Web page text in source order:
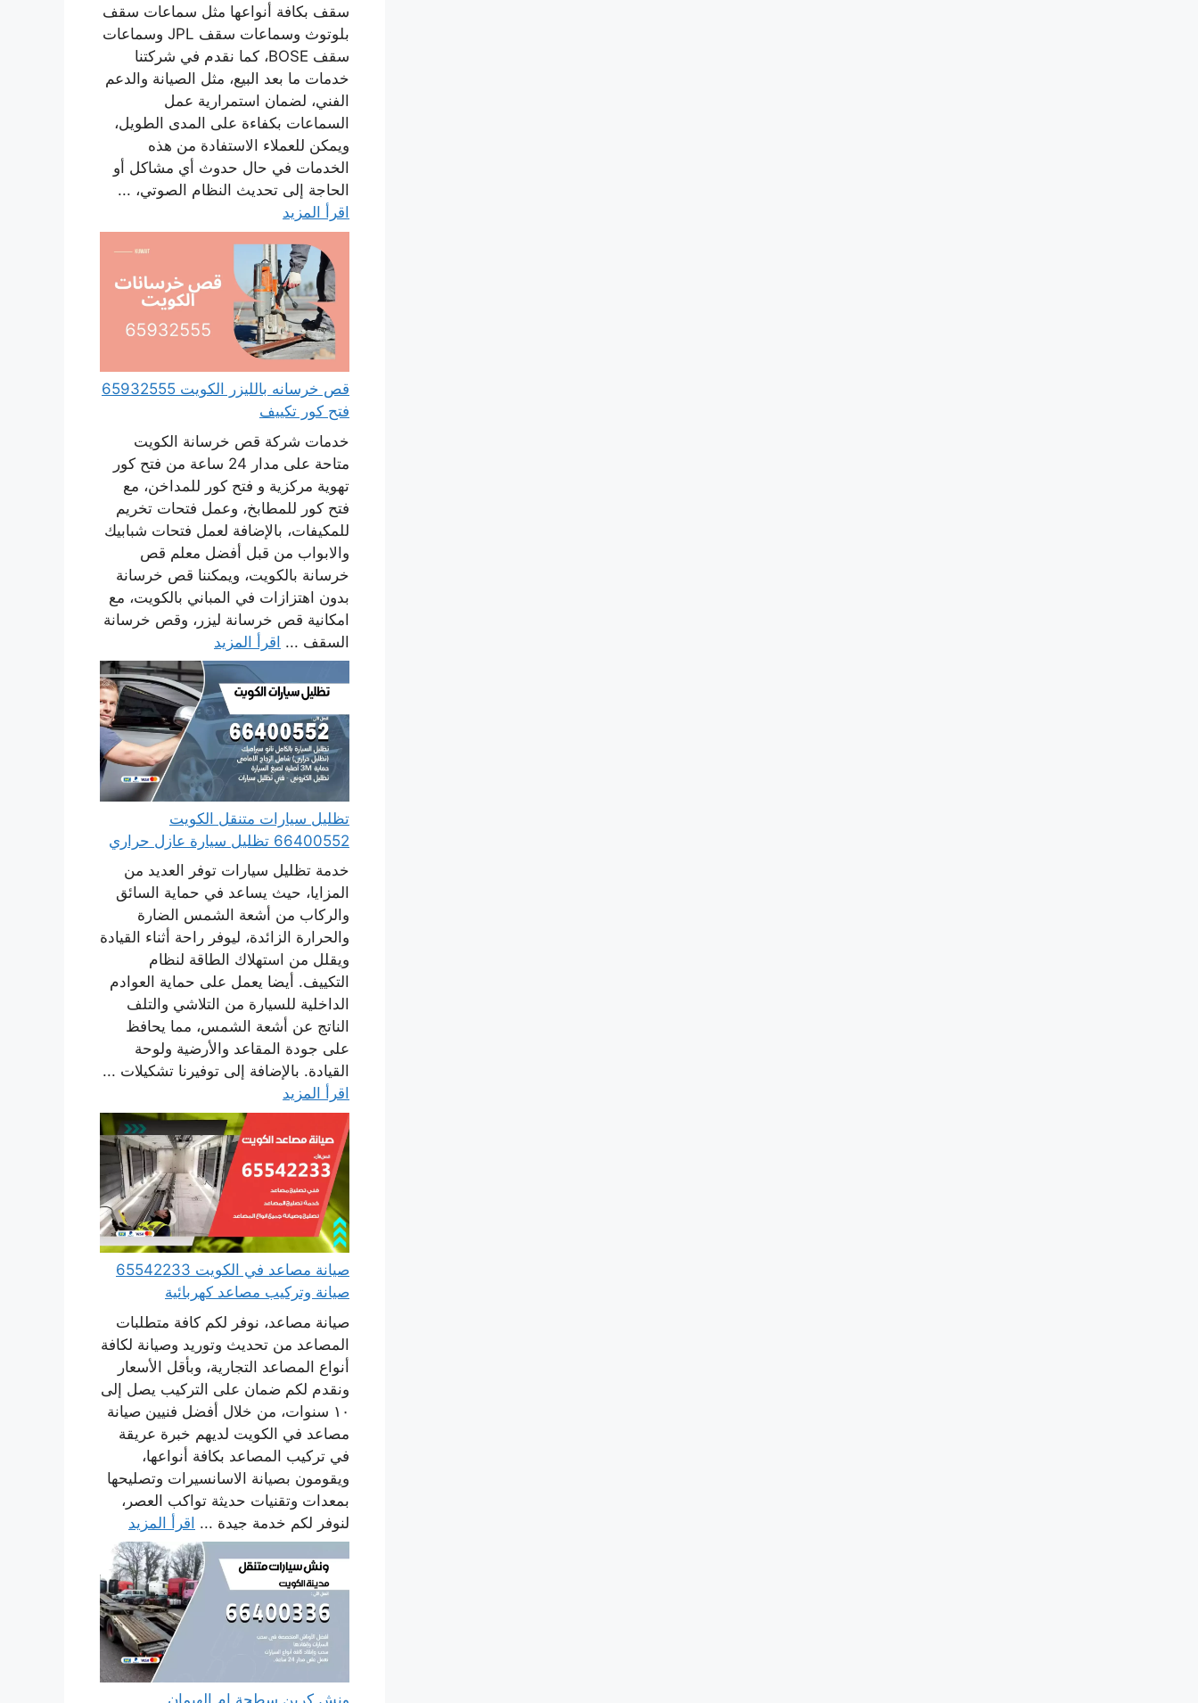
سقف بكافة أنواعها مثل سماعات سقف
بلوتوث وسماعات سقف JPL وسماعات
سقف BOSE، كما نقدم في شركتنا
خدمات ما بعد البيع، مثل الصيانة والدعم
الفني، لضمان استمرارية عمل
السماعات بكفاءة على المدى الطويل،
ويمكن للعملاء الاستفادة من هذه
الخدمات في حال حدوث أي مشاكل أو
الحاجة إلى تحديث النظام الصوتي، ...
اقرأ المزيد
قص خرسانه بالليزر الكويت 65932555
فتح كور تكييف
خدمات شركة قص خرسانة الكويت
متاحة على مدار 24 ساعة من فتح كور
تهوية مركزية و فتح كور للمداخن، مع
فتح كور للمطابخ، وعمل فتحات تخريم
للمكيفات، بالإضافة لعمل فتحات شبابيك
والابواب من قبل أفضل معلم قص
خرسانة بالكويت، ويمكننا قص خرسانة
بدون اهتزازات في المباني بالكويت، مع
امكانية قص خرسانة ليزر، وقص خرسانة
السقف ... اقرأ المزيد
تظليل سيارات متنقل الكويت
66400552 تظليل سيارة عازل حراري
خدمة تظليل سيارات توفر العديد من
المزايا، حيث يساعد في حماية السائق
والركاب من أشعة الشمس الضارة
والحرارة الزائدة، ليوفر راحة أثناء القيادة
ويقلل من استهلاك الطاقة لنظام
التكييف. أيضا يعمل على حماية العوادم
الداخلية للسيارة من التلاشي والتلف
الناتج عن أشعة الشمس، مما يحافظ
على جودة المقاعد والأرضية ولوحة
القيادة. بالإضافة إلى توفيرنا تشكيلات ...
اقرأ المزيد
صيانة مصاعد في الكويت 65542233
صيانة وتركيب مصاعد كهربائية
صيانة مصاعد، نوفر لكم كافة متطلبات
المصاعد من تحديث وتوريد وصيانة لكافة
أنواع المصاعد التجارية، وبأقل الأسعار
ونقدم لكم ضمان على التركيب يصل إلى
١٠ سنوات، من خلال أفضل فنيين صيانة
مصاعد في الكويت لديهم خبرة عريقة
في تركيب المصاعد بكافة أنواعها،
ويقومون بصيانة الاسانسيرات وتصليحها
بمعدات وتقنيات حديثة تواكب العصر،
لنوفر لكم خدمة جيدة ... اقرأ المزيد
ونش كرين سطحة ام الهيمان